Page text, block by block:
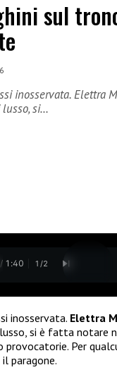
sul
inosservata. Elettra
si…
/ 1:40 1 /2
inosservata. Elettra
si è fatta notare
provocatorie. Per
paragone.